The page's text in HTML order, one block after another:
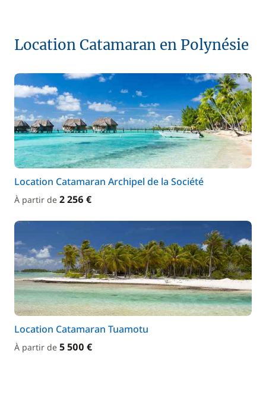
Location Catamaran en Polynésie
Location Catamaran Archipel de la Société
À partir de 2 256 €
Location Catamaran Tuamotu
À partir de 5 500 €